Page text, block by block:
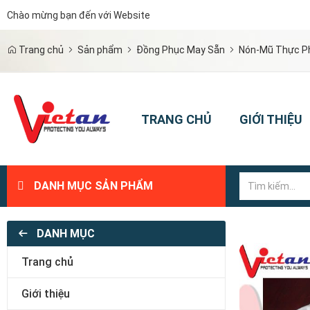
Chào mừng bạn đến với Website
Trang chủ Sản phẩm Đồng Phục May Sẵn Nón-Mũ Thực
TRANG CHỦ GIỚI THIỆU
DANH MỤC SẢN PHẨM
DANH MỤC
Trang chủ
Giới thiệu